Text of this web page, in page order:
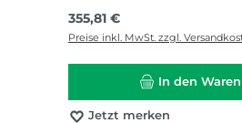
Regulärer Preis:
355,81 €
Preise inkl. MwSt. zzgl.
In den
Jetzt merken